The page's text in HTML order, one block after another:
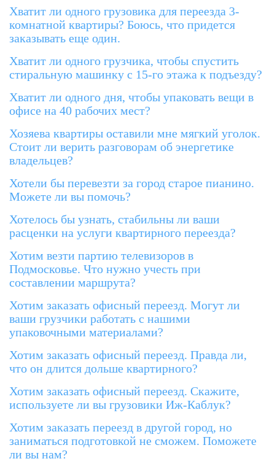
Хватит ли одного грузовика для переезда 3-
комнатной квартиры? Боюсь, что придется
заказывать еще один.
Хватит ли одного грузчика, чтобы спустить
стиральную машинку с 15-го этажа к подъезду?
Хватит ли одного дня, чтобы упаковать вещи в
офисе на 40 рабочих мест?
Хозяева квартиры оставили мне мягкий уголок.
Стоит ли верить разговорам об энергетике
владельцев?
Хотели бы перевезти за город старое пианино.
Можете ли вы помочь?
Хотелось бы узнать, стабильны ли ваши
расценки на услуги квартирного переезда?
Хотим везти партию телевизоров в
Подмосковье. Что нужно учесть при
составлении маршрута?
Хотим заказать офисный переезд. Могут ли
ваши грузчики работать с нашими
упаковочными материалами?
Хотим заказать офисный переезд. Правда ли,
что он длится дольше квартирного?
Хотим заказать офисный переезд. Скажите,
используете ли вы грузовики Иж-Каблук?
Хотим заказать переезд в другой город, но
заниматься подготовкой не сможем. Поможете
ли вы нам?